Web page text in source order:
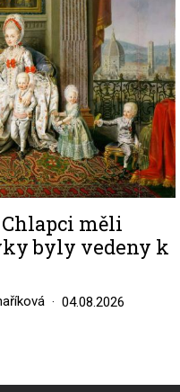
měli
byly vedeny k
04.08.2026